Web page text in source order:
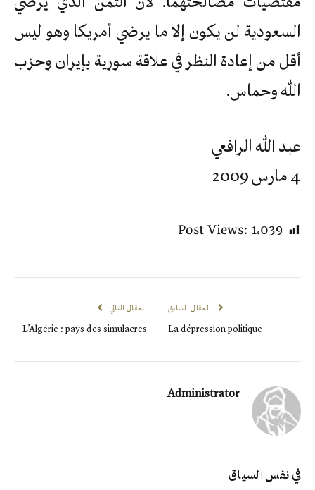
السعودية لن يكون إلا ما يرضي أمريكا وهو ليس
أقل من إعادة النظر في علاقة سورية بإيران وحزب
الله وحماس.
عبد الله الرافعي
4 مارس 2009
Post Views:1٬039
المقال السابق
La dépression politique
المقال التالي
L’Algérie : pays des simulacres
Administrator
في نفس السياق